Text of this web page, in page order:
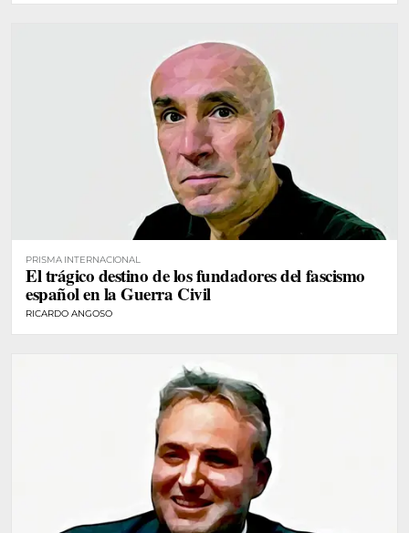
PRISMA INTERNACIONAL
El trágico destino de los fundadores del fascismo
español en la Guerra Civil
RICARDO ANGOSO